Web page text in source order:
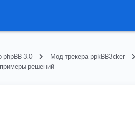
3.0
Мод трекера ppkBB3cker
решений